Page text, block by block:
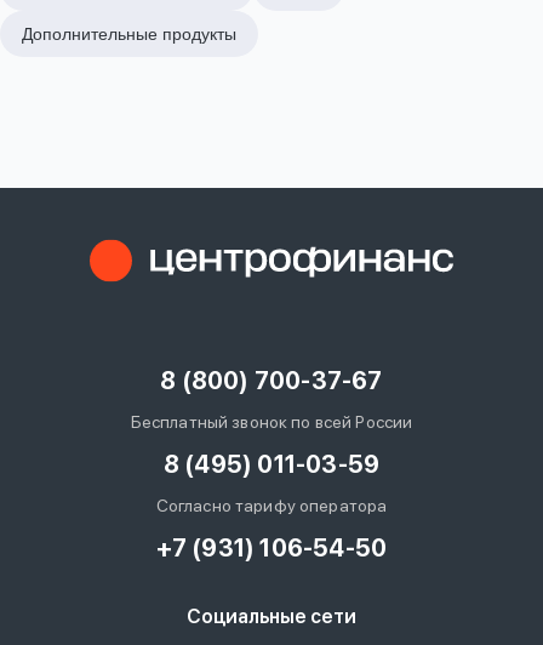
Дополнительные продукты
8 (800) 700-37-67
Бесплатный звонок по всей России
8 (495) 011-03-59
Согласно тарифу оператора
+7 (931) 106-54-50
Социальные сети
Войти под другим номером
обработку